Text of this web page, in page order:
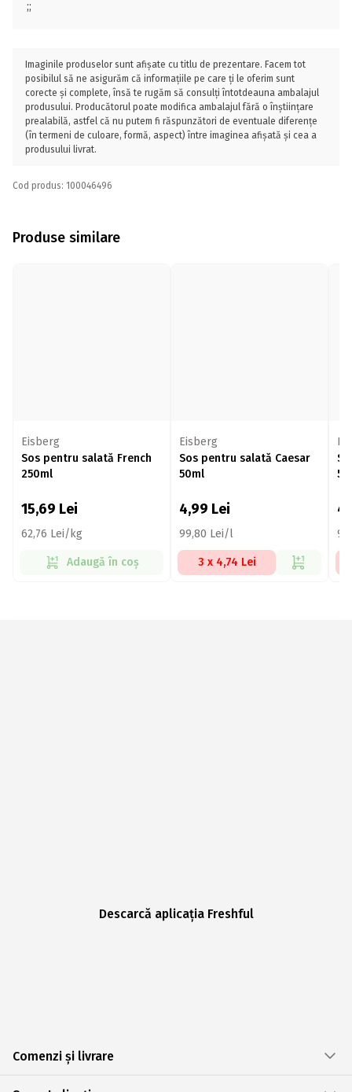
;;
Imaginile produselor sunt afișate cu titlu de prezentare. Facem tot
posibilul să ne asigurăm că informațiile pe care ți le oferim sunt
corecte și complete, însă te rugăm să consulți întotdeauna ambalajul
produsului. Producătorul poate modifica ambalajul fără o înștiințare
prealabilă, astfel că nu putem fi răspunzători de eventuale diferențe
(în termeni de culoare, formă, aspect) între imaginea afișată și cea a
produsului livrat.
Cod produs: 100046496
Produse similare
Eisberg
Sos pentru salată French
250ml
15,69 Lei
62,76 Lei/kg
Adaugă în coș
Eisberg
Sos pentru salată Caesar
50ml
4,99 Lei
99,80 Lei/l
3 x 4,74 Lei
Descarcă aplicația Freshful
Comenzi și livrare